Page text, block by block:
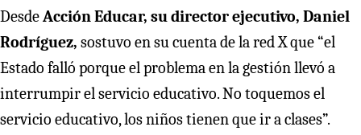
DesdeAcción Educar, su director ejecutivo, Daniel
Rodríguez, sostuvo en su cuenta de la red X que “el
Estado falló porque el problema en la gestión llevó a
interrumpir el servicio educativo. No toquemos el
servicio educativo, los niños tienen que ir a clases”.